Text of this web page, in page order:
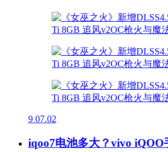
9 07.02
iqoo7电池多大？vivo iQOO